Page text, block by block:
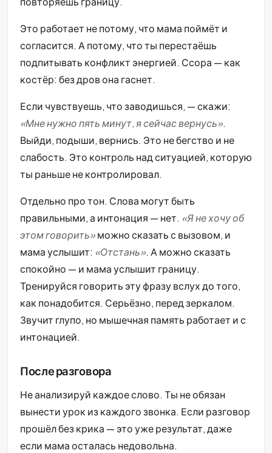
Это работает не потому, что мама поймёт и
согласится. А потому, что ты перестаёшь
подпитывать конфликт энергией. Ссора — как
костёр: без дров она гаснет.
Если чувствуешь, что заводишься, — скажи:
«Мне нужно пять минут, я сейчас вернусь».
Выйди, подыши, вернись. Это не бегство и не
слабость. Это контроль над ситуацией, которую
ты раньше не контролировал.
Отдельно про тон. Слова могут быть
правильными, а интонация — нет. «Я не хочу об
этом говорить»можно сказать с вызовом, и
мама услышит: «Отстань». А можно сказать
спокойно — и мама услышит границу.
Тренируйся говорить эту фразу вслух до того,
как понадобится. Серьёзно, перед зеркалом.
Звучит глупо, но мышечная память работает и с
интонацией.
После разговора
Не анализируй каждое слово. Ты не обязан
вынести урок из каждого звонка. Если разговор
прошёл без крика — это уже результат, даже
если мама осталась недовольна.